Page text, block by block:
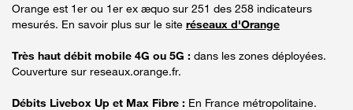
Orange est 1er ou 1er ex æquo sur 251 des 258 indicateurs
mesurés. En savoir plus sur le site réseaux d'Orange
Très haut débit mobile 4G ou 5G : dans les zones déployées.
Couverture sur reseaux.orange.fr.
Débits Livebox Up et Max Fibre : En France métropolitaine.